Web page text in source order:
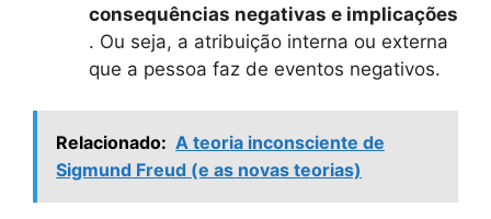
consequências negativas e implicações
. Ou seja, a atribuição interna ou externa
que a pessoa faz de eventos negativos.
Relacionado: A teoria inconsciente de
Sigmund Freud (e as novas teorias)